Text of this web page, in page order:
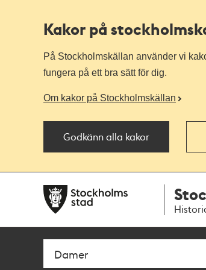
Kakor på
På Stockholmskällan använder vi
fungera på ett bra sätt för dig.
Om kakor på Stockholmskällan
Godkänn alla kakor
navigationen
huvudinnehållet
Sök